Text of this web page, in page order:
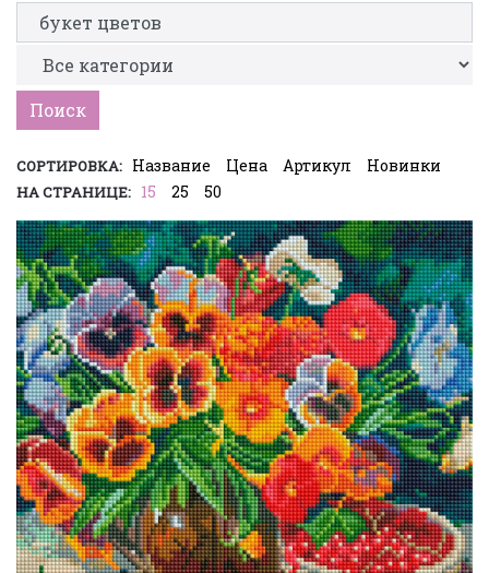
СОРТИРОВКА: Название Цена Артикул Новинки
НА СТРАНИЦЕ: 15 25 50